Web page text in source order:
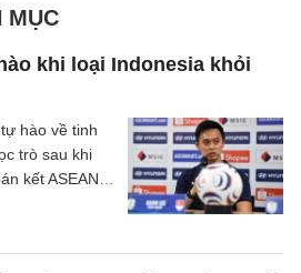
MỤC
khi loại Indonesia khỏi
hào về tinh
trò sau khi
kết ASEAN